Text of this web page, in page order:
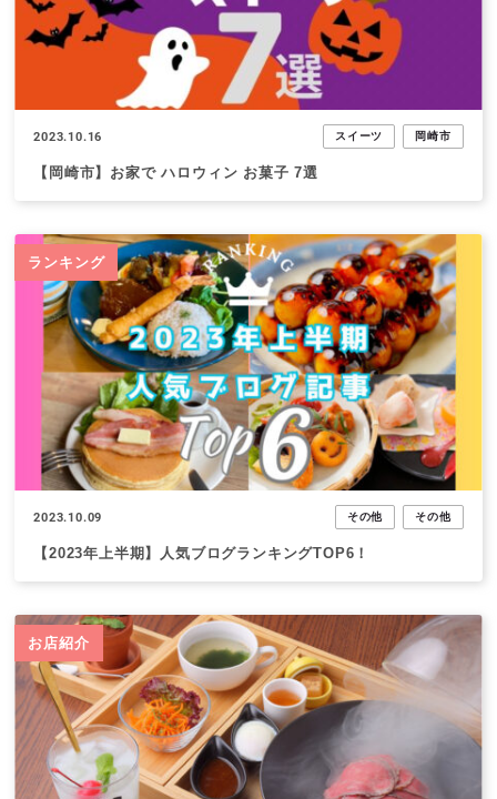
2023.10.16 スイーツ 岡崎市
【岡崎市】お家で ハロウィン お菓子 7選
ランキング
2023.10.09 その他 その他
【2023年上半期】人気ブログランキングTOP6！
お店紹介